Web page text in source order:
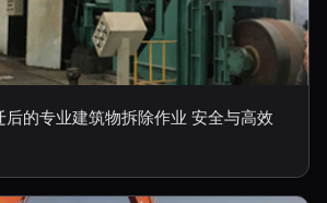
的专业建筑物拆除作业 安全与高效